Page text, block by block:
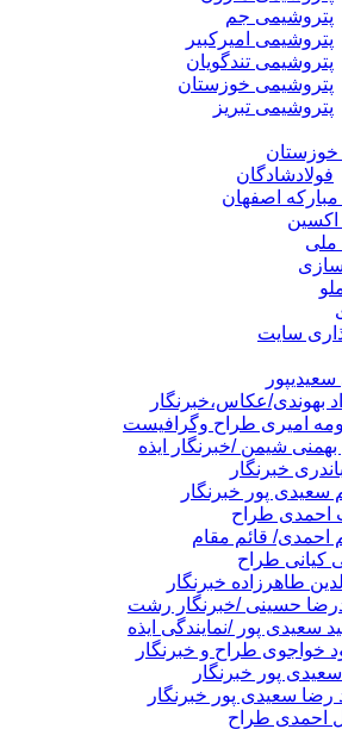
پتروشیمی جم
پتروشیمی امیرکبیر
پتروشیمی تندگویان
پتروشیمی خوزستان
پتروشیمی تبریز
خوزستان
فولادشادگان
مبارکه اصفهان
اکسین
ملی
سازی
سایت
بهوندی/عکاس،خبرنگار
امیری طراح وگرافیست
شیمن /خبرنگار ایذه
خبرنگار
سعیدی پور خبرنگار
احمدی طراح
احمدی/ قائم مقام
کیانی طراح
طاهرزاده خبرنگار
حسینی /خبرنگار رشت
سعیدی پور /نمایندگی ایذه
خواجوی طراح و خبرنگار
پور خبرنگار
رضا سعیدی پور خبرنگار
احمدی طراح